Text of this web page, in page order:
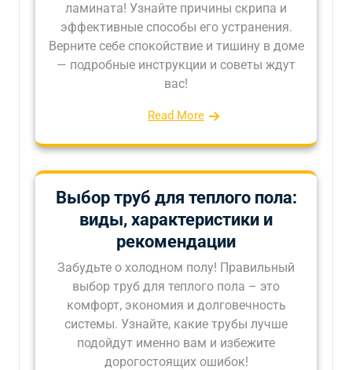
ламината! Узнайте причины скрипа и
эффективные способы его устранения.
Верните себе спокойствие и тишину в доме
— подробные инструкции и советы ждут
вас!
Read More
Выбор труб для теплого пола:
виды, характеристики и
рекомендации
Забудьте о холодном полу! Правильный
выбор труб для теплого пола – это
комфорт, экономия и долговечность
системы. Узнайте, какие трубы лучше
подойдут именно вам и избежите
дорогостоящих ошибок!